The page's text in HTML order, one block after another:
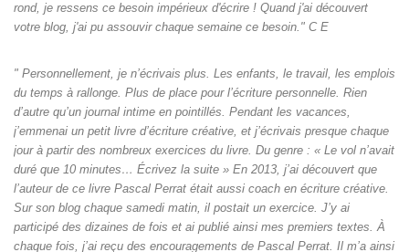
rond, je ressens ce besoin impérieux d'écrire ! Quand j'ai découvert
votre blog, j'ai pu assouvir chaque semaine ce besoin." C E
" Personnellement, je n’écrivais plus. Les enfants, le travail, les emplois
du temps à rallonge. Plus de place pour l’écriture personnelle. Rien
d’autre qu’un journal intime en pointillés. Pendant les vacances,
j’emmenai un petit livre d’écriture créative, et j’écrivais presque chaque
jour à partir des nombreux exercices du livre. Du genre : « Le vol n’avait
duré que 10 minutes… Écrivez la suite » En 2013, j’ai découvert que
l’auteur de ce livre Pascal Perrat était aussi coach en écriture créative.
Sur son blog chaque samedi matin, il postait un exercice. J’y ai
participé des dizaines de fois et ai publié ainsi mes premiers textes. À
chaque fois, j’ai reçu des encouragements de Pascal Perrat. Il m’a ainsi